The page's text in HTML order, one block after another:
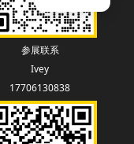
参展联系
Ivey
17706130838